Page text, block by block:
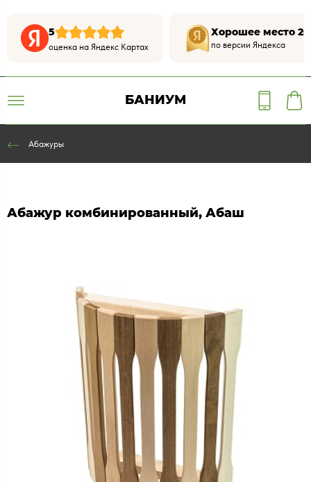
5
оценка на Яндекс Картах
Хорошее место
по версии Яндекса
БАНИУМ
Абажуры
Абажур комбинированный, Абаш